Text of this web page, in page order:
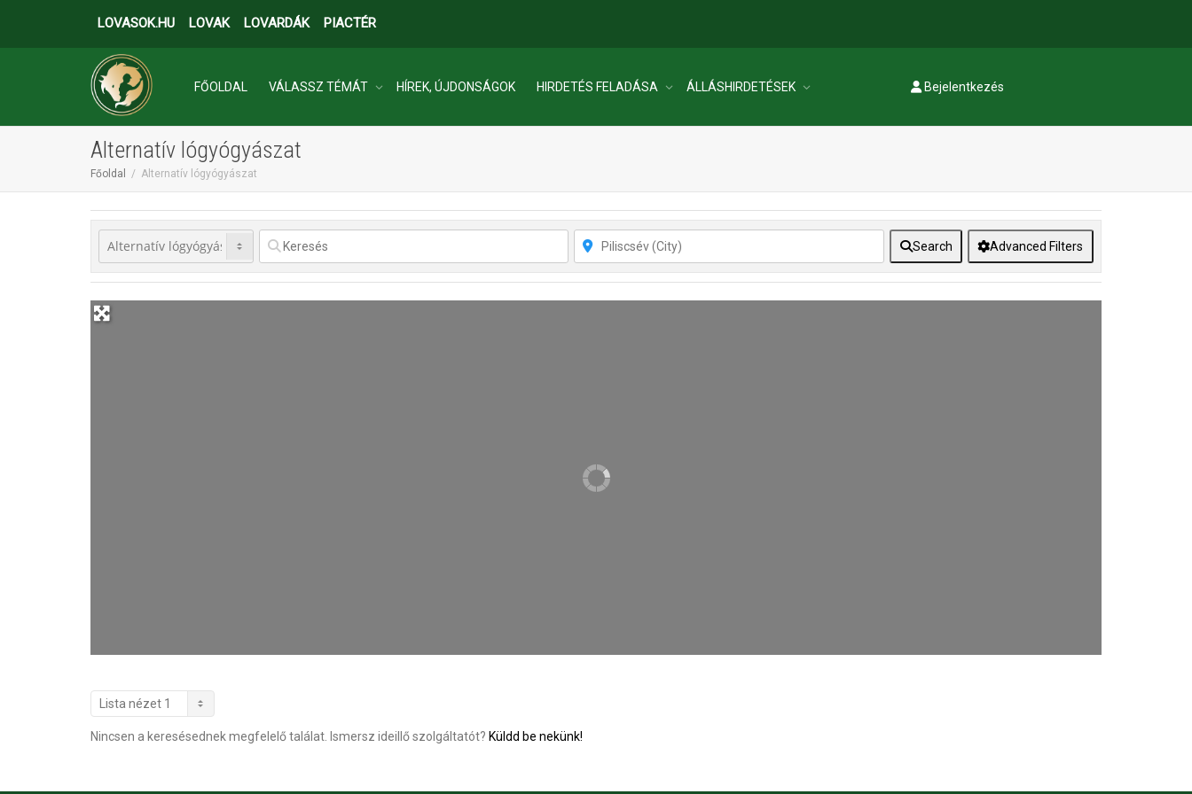
LOVASOK.HU LOVAK LOVARDÁK PIACTÉR
FŐOLDAL VÁLASSZ TÉMÁT HÍREK, ÚJDONSÁGOK HIRDETÉS FELADÁSA ÁLLÁSHIRDETÉSEK
INGATLANOK
Bejelentkezés
Alternatív lógyógyászat
Főoldal Alternatív lógyógyászat
Search Advanced Filters
Nincsen a keresésednek megfelelő találat. Ismersz ideillő szolgáltatót? Küldd be nekünk!